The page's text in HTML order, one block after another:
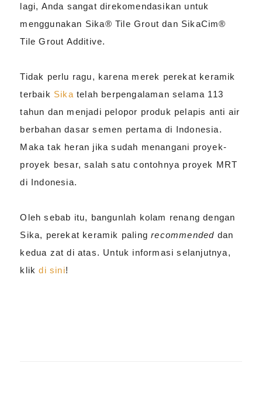
lagi, Anda sangat direkomendasikan untuk
menggunakan Sika® Tile Grout dan SikaCim®
Tile Grout Additive.
Tidak perlu ragu, karena merek perekat keramik
terbaik Sika telah berpengalaman selama 113
tahun dan menjadi pelopor produk pelapis anti air
berbahan dasar semen pertama di Indonesia.
Maka tak heran jika sudah menangani proyek-
proyek besar, salah satu contohnya proyek MRT
di Indonesia.
Oleh sebab itu, bangunlah kolam renang dengan
Sika, perekat keramik palingrecommended dan
kedua zat di atas. Untuk informasi selanjutnya,
klikdi sini!